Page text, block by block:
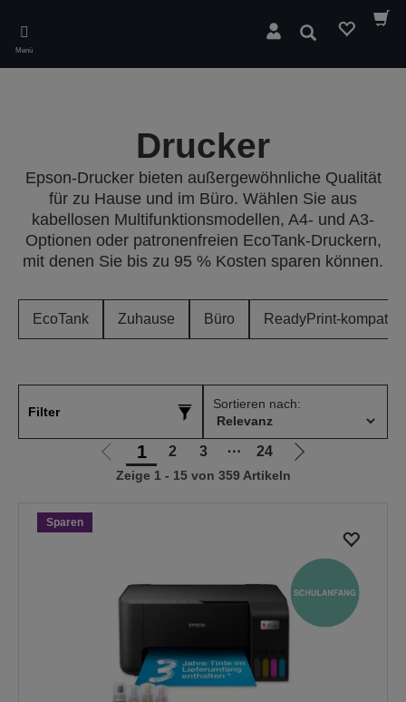
main
content
Menü
Suchen
Drucker
Epson-Drucker bieten außergewöhnliche Qualität
für zu Hause und im Büro. Wählen Sie aus
kabellosen Multifunktionsmodellen, A4- und A3-
Optionen oder patronenfreien EcoTank-Druckern,
mit denen Sie bis zu 95 % Kosten sparen können.
EcoTank Zuhause Büro ReadyPrint-
Filter
Sortieren nach:
Zur
vorherigen
1 2 3 ⋯ 24
Zur
Zeige 1 - 15 von 359 Artikeln
Sparen